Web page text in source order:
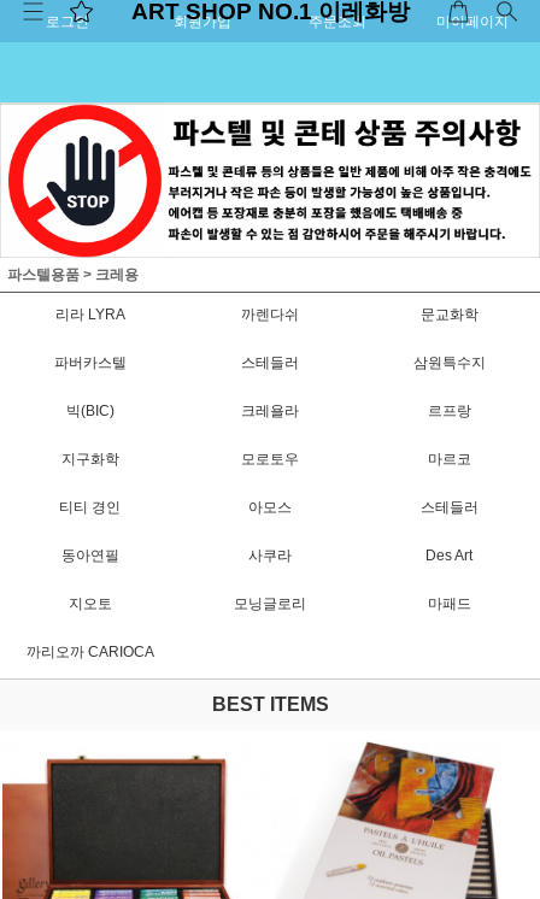
로그인 회원가입 주문조회 마이페이지
ART SHOP NO.1 이레화방
파스텔용품 > 크레용
리라 LYRA 까렌다쉬 문교화학
파버카스텔 스테들러 삼원특수지
빅(BIC) 크레욜라 르프랑
지구화학 모로토우 마르코
티티 경인 아모스 스테들러
동아연필 사쿠라 Des Art
지오토 모닝글로리 마패드
까리오까 CARIOCA
BEST ITEMS